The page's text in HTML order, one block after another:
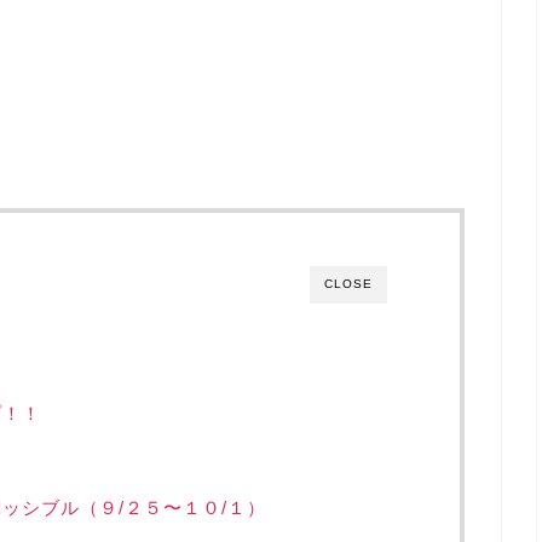
CLOSE
！
シブル（９/２５〜１０/１）